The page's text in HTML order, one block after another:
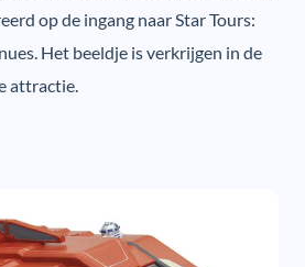
op de ingang naar Star Tours:
Het beeldje is verkrijgen in de
attractie.